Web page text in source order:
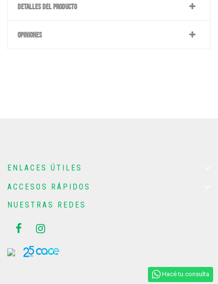
Hacé tu consulta
DETALLES DEL PRODUCTO
OPINIONES
ENLACES ÚTILES
ACCESOS RÁPIDOS
NUESTRAS REDES